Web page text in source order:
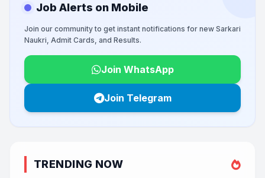
Job Alerts on Mobile
Join our community to get instant notifications for new Sarkari
Naukri, Admit Cards, and Results.
Join WhatsApp
Join Telegram
TRENDING NOW